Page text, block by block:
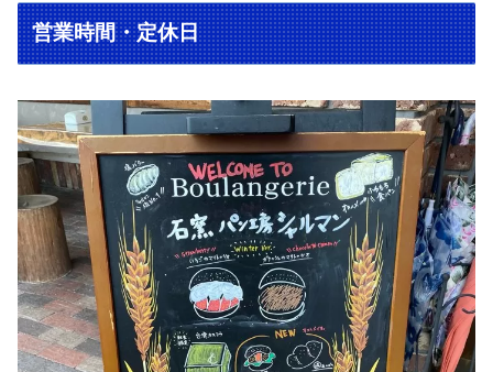
営業時間・定休日